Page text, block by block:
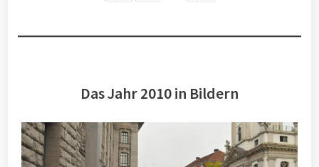
Das Jahr 2010 in Bildern